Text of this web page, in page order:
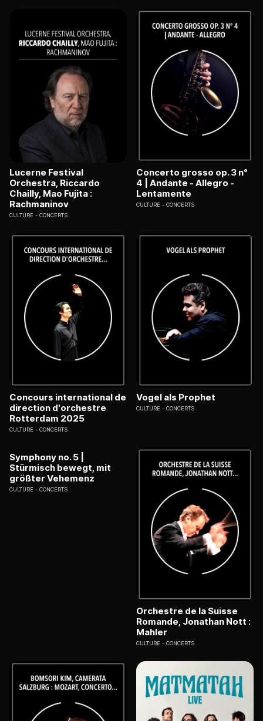
Lucerne Festival
Orchestra, Riccardo
Chailly, Mao Fujita :
Rachmaninov
CULTURE CONCERTS
Concerto grosso op. 3 n°
4 | Andante - Allegro -
Lentamente
CULTURE CONCERTS
Concours international de
direction d'orchestre
Rotterdam 2025
CULTURE CONCERTS
Vogel als Prophet
CULTURE CONCERTS
Symphony no. 5 |
Stürmisch bewegt, mit
größter Vehemenz
CULTURE CONCERTS
Orchestre de la Suisse
Romande, Jonathan Nott :
Mahler
CULTURE CONCERTS